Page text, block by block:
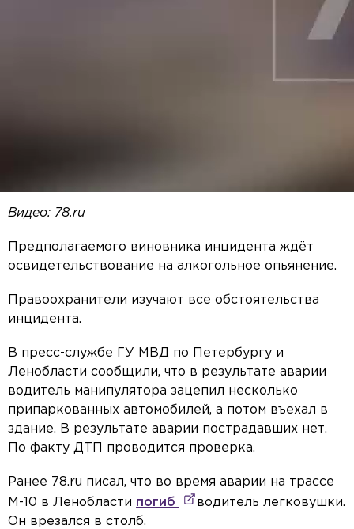
Видео: 78.ru
Предполагаемого виновника инцидента ждёт
освидетельствование на алкогольное опьянение.
Правоохранители изучают все обстоятельства
инцидента.
В пресс-службе ГУ МВД по Петербургу и
Ленобласти сообщили, что в результате аварии
водитель манипулятора зацепил несколько
припаркованных автомобилей, а потом въехал в
здание. В результате аварии пострадавших нет.
По факту ДТП проводится проверка.
Ранее 78.ru писал, что во время аварии на трассе
М-10 в Ленобласти погиб
водитель легковушки.
Он врезался в столб.